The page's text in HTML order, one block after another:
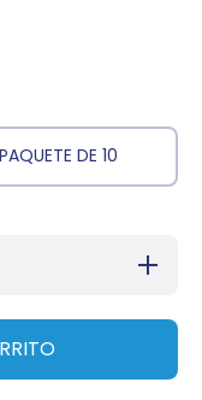
PAQUETE DE 10
cantidad